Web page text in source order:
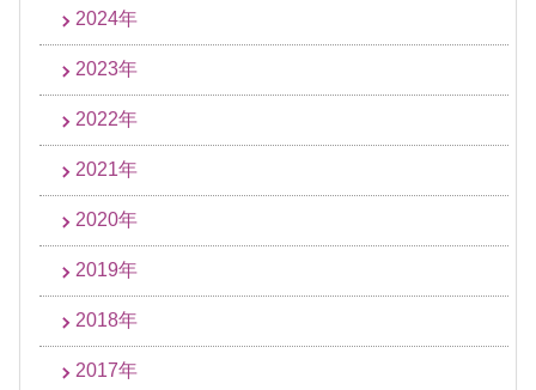
2024年
2023年
2022年
2021年
2020年
2019年
2018年
2017年